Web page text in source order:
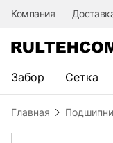
Компания
Забор Сетка
Главная